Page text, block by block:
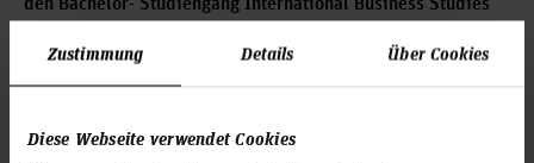
Zustimmung Details Über Cookies
Diese Webseite verwendet Cookies
den Bachelor- Studiengang International Business Studies
Fachhochschule Hannover (FHH)
den Bachelor-Studiengang Betriebswirtschaftslehre (BBA)